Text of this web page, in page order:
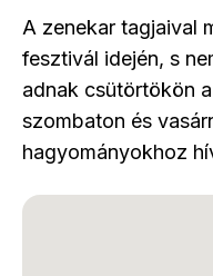
A zenekar tagjaival
fesztivál idején, s
adnak csütörtökön
szombaton és
hagyományokhoz